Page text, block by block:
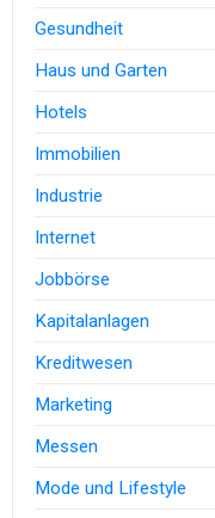
Gesundheit
Haus und Garten
Hotels
Immobilien
Industrie
Internet
Jobbörse
Kapitalanlagen
Kreditwesen
Marketing
Messen
Mode und Lifestyle